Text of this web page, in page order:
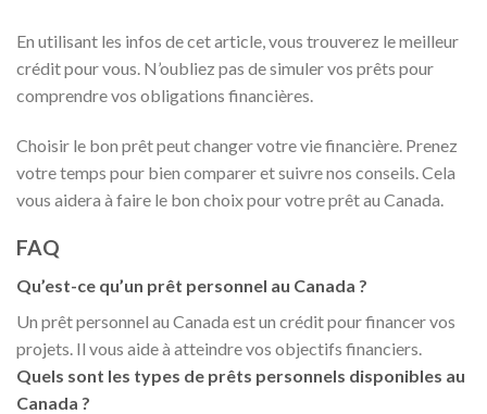
En utilisant les infos de cet article, vous trouverez le meilleur
crédit pour vous. N’oubliez pas de simuler vos prêts pour
comprendre vos obligations financières.
Choisir le bon prêt peut changer votre vie financière. Prenez
votre temps pour bien comparer et suivre nos conseils. Cela
vous aidera à faire le bon choix pour votre prêt au Canada.
FAQ
Qu’est-ce qu’un prêt personnel au Canada ?
Un prêt personnel au Canada est un crédit pour financer vos
projets. Il vous aide à atteindre vos objectifs financiers.
Quels sont les types de prêts personnels disponibles au
Canada ?